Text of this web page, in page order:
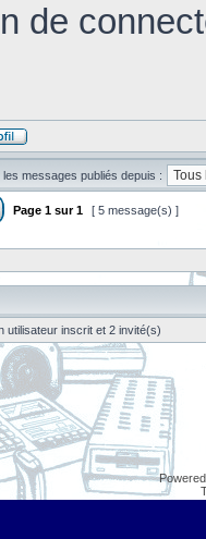
de
les messages publiés depuis :
Page 1 sur1 [ 5 message(s) ]
utilisateur inscrit et 2 invité(s)